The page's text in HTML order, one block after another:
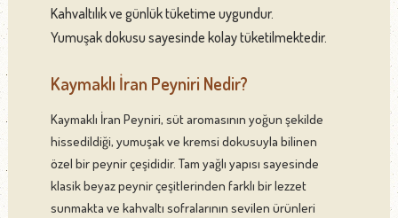
Kahvaltılık ve günlük tüketime uygundur.
Yumuşak dokusu sayesinde kolay tüketilmektedir.
Kaymaklı İran Peyniri Nedir?
Kaymaklı İran Peyniri, süt aromasının yoğun şekilde
hissedildiği, yumuşak ve kremsi dokusuyla bilinen
özel bir peynir çeşididir. Tam yağlı yapısı sayesinde
klasik beyaz peynir çeşitlerinden farklı bir lezzet
sunmakta ve kahvaltı sofralarının sevilen ürünleri